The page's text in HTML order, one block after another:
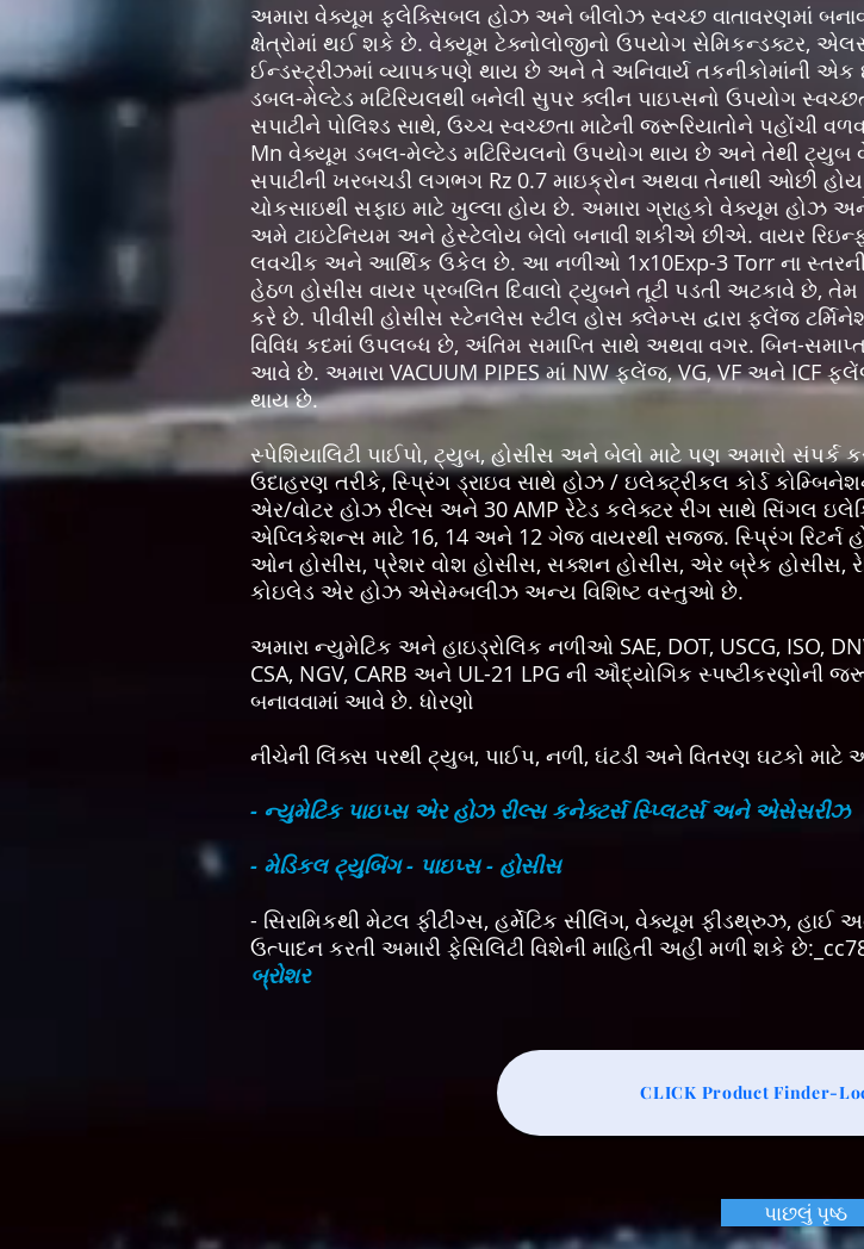
અમારા વેક્યૂમ ફ્લેક્સિબલ હોઝ અને બીલોઝ સ્વચ્છ વાતાવરણમાં
ક્ષેત્રોમાં થઈ શકે છે. વેક્યૂમ ટેક્નોલોજીનો ઉપયોગ સેમિકન્ડક્ટર,
ઈન્ડસ્ટ્રીઝમાં વ્યાપકપણે થાય છે અને તે અનિવાર્ય તકનીકોમાંની
ડબલ-મેલ્ટેડ મટિરિયલથી બનેલી સુપર ક્લીન પાઇપ્સનો ઉપયોગ
સપાટીને પોલિશ્ડ સાથે, ઉચ્ચ સ્વચ્છતા માટેની જરૂરિયાતોને પહોંચી
Mn વેક્યૂમ ડબલ-મેલ્ટેડ મટિરિયલનો ઉપયોગ થાય છે અને તેથી ટ્યુબ
સપાટીની ખરબચડી લગભગ Rz 0.7 માઇક્રોન અથવા તેનાથી ઓછી
ચોકસાઇથી સફાઇ માટે ખુલ્લા હોય છે. અમારા ગ્રાહકો વેક્યૂમ
અમે ટાઇટેનિયમ અને હેસ્ટેલોય બેલો બનાવી શકીએ છીએ. વાયર
લવચીક અને આર્થિક ઉકેલ છે. આ નળીઓ 1x10Exp-3 Torr ના
હેઠળ હોસીસ વાયર પ્રબલિત દિવાલો ટ્યુબને તૂટી પડતી અટકાવે છે, તેમ
કરે છે. પીવીસી હોસીસ સ્ટેનલેસ સ્ટીલ હોસ ક્લેમ્પ્સ દ્વારા ફ્લેંજ
વિવિધ કદમાં ઉપલબ્ધ છે, અંતિમ સમાપ્તિ સાથે અથવા વગર. બિન-
આવે છે. અમારા VACUUM PIPES માં NW ફ્લેંજ, VG, VF અને ICF
થાય છે.
સ્પેશિયાલિટી પાઈપો, ટ્યુબ, હોસીસ અને બેલો માટે પણ અમારો
ઉદાહરણ તરીકે, સ્પ્રિંગ ડ્રાઇવ સાથે હોઝ / ઇલેક્ટ્રીકલ કોર્ડ
એર/વોટર હોઝ રીલ્સ અને 30 AMP રેટેડ કલેક્ટર રીંગ સાથે સિંગલ
એપ્લિકેશન્સ માટે 16, 14 અને 12 ગેજ વાયરથી સજ્જ. સ્પ્રિંગ રિટર્ન
ઓન હોસીસ, પ્રેશર વોશ હોસીસ, સક્શન હોસીસ, એર બ્રેક હોસીસ,
કોઇલેડ એર હોઝ એસેમ્બલીઝ અન્ય વિશિષ્ટ વસ્તુઓ છે.
અમારા ન્યુમેટિક અને હાઇડ્રોલિક નળીઓ SAE, DOT, USCG, ISO,
CSA, NGV, CARB અને UL-21 LPG ની ઔદ્યોગિક સ્પષ્ટીકરણોની
બનાવવામાં આવે છે. ધોરણો
નીચેની લિંક્સ પરથી ટ્યુબ, પાઈપ, નળી, ઘંટડી અને વિતરણ ઘટકો માટે
- ન્યુમેટિક પાઇપ્સ એર હોઝ રીલ્સ કનેક્ટર્સ સ્પ્લિટર્સ અને એસેસરીઝ
- મેડિકલ ટ્યુબિંગ - પાઇપ્સ - હોસીસ
- સિરામિકથી મેટલ ફીટીંગ્સ, હર્મેટિક સીલિંગ, વેક્યૂમ ફીડથ્રુઝ,
ઉત્પાદન કરતી અમારી ફેસિલિટી વિશેની માહિતી અહીં મળી શકે
બ્રોશર
CLICK Product Finder-
પાછલું પૃષ્ઠ